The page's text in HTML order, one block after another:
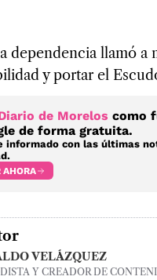
dependencia llamó a
y portar el
de Morelos como
de forma gratuita.
informado con las últimas
AHORA
VELÁZQUEZ
Y CREADOR DE